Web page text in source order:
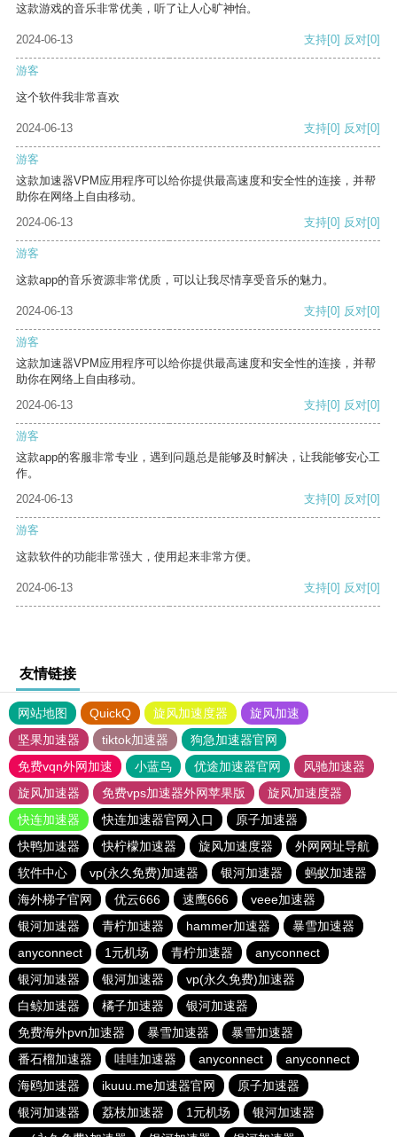
这款游戏的音乐非常优美，听了让人心旷神怡。
2024-06-13 支持[0] 反对[0]
游客
这个软件我非常喜欢
2024-06-13 支持[0] 反对[0]
游客
这款加速器VPM应用程序可以给你提供最高速度和安全性的连接，并帮
助你在网络上自由移动。
2024-06-13
支持[0] 反对[0]
游客
这款app的音乐资源非常优质，可以让我尽情享受音乐的魅力。
2024-06-13 支持[0] 反对[0]
游客
这款加速器VPM应用程序可以给你提供最高速度和安全性的连接，并帮
助你在网络上自由移动。
2024-06-13
支持[0] 反对[0]
游客
这款app的客服非常专业，遇到问题总是能够及时解决，让我能够安心工
作。
2024-06-13
支持[0] 反对[0]
游客
这款软件的功能非常强大，使用起来非常方便。
2024-06-13 支持[0] 反对[0]
友情链接
网站地图 QuickQ 旋风加速度器
旋风加速
坚果加速器
tiktok加速器
狗急加速器官网
免费vqn外网加速
小蓝鸟 优途加速器官网
风驰加速器
旋风加速器
免费vps加速器外网苹果版
旋风加速度器
快连加速器
快连加速器官网入口
原子加速器
快鸭加速器
快柠檬加速器 旋风加速度器
外网网址导航
软件中心
vp(永久免费)加速器 银河加速器
蚂蚁加速器
海外梯子官网
优云666 速鹰666
veee加速器
银河加速器
青柠加速器 hammer加速器
暴雪加速器
anyconnect
1元机场 青柠加速器
anyconnect
银河加速器
银河加速器
vp(永久免费)加速器
白鲸加速器
橘子加速器
银河加速器
免费海外pvn加速器
暴雪加速器
暴雪加速器
番石榴加速器
哇哇加速器 anyconnect
anyconnect
海鸥加速器
ikuuu.me加速器官网
原子加速器
银河加速器
荔枝加速器 1元机场
银河加速器